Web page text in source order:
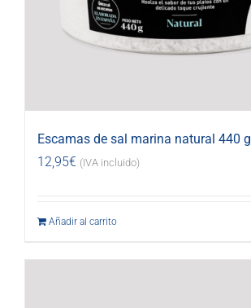
Escamas de sal marina natural 440 g
12,95€ (IVA incluido)
Añadir al carrito